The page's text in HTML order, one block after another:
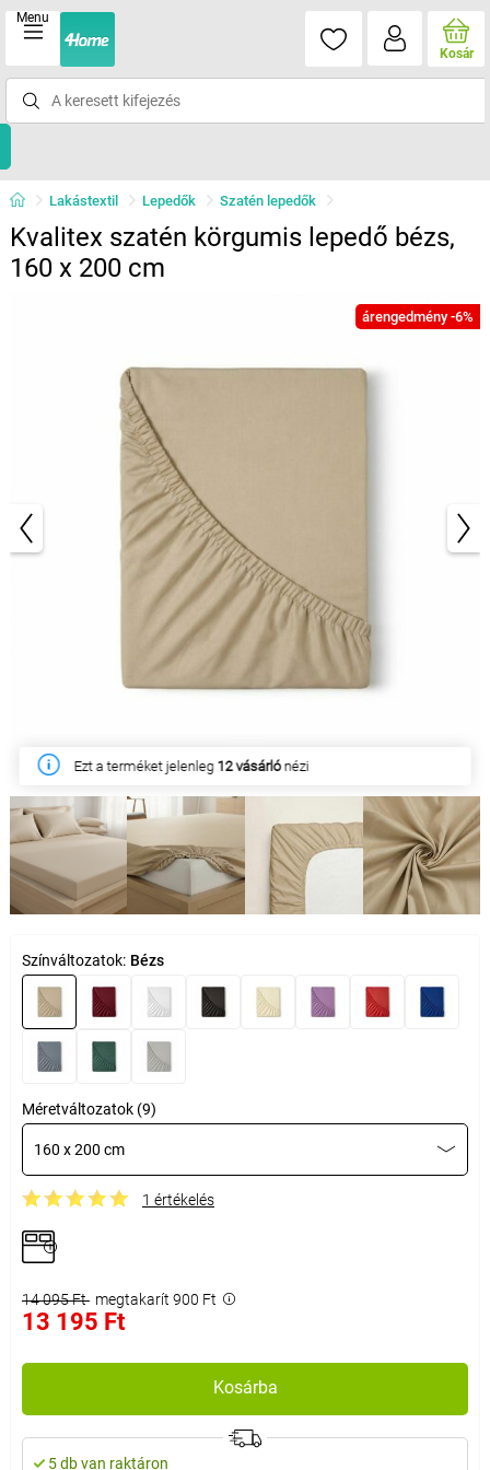
Menu
Kosár
Lakástextil Lepedők Szatén lepedők
Kvalitex szatén körgumis lepedő bézs,
160 x 200 cm
árengedmény -6%
Ezt a terméket jelenleg 12 vásárlónézi
Ezen a héten21 ügyfélvásárolta meg
Színváltozatok: Bézs
Méretváltozatok (9)
160 x 200 cm
1 értékelés
14 095 Ft megtakarít 900 Ft
13 195 Ft
Kosárba
5 db van raktáron